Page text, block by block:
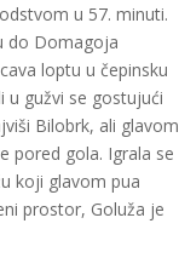
u 57. minuti.
do Domagoja
loptu u čepinsku
u gužvi se gostujući
Bilobrk, ali glavom
pored gola. Igrala se
koji glavom pua
prostor, Goluža je